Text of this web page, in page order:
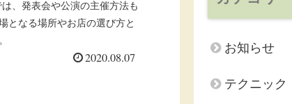
、発表会や公演の主催方法も
となる場所やお店の選び方と
2020.08.07
お知らせ
テクニック